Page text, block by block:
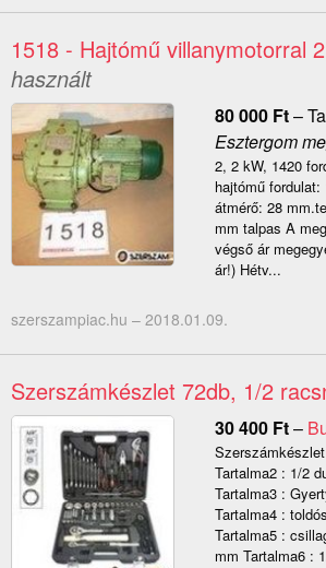
1518 - Hajtómű villanymotorral
használt
80 000 Ft–
Esztergom
2, 2 kW, 1420
hajtómű fordulat:
átmérő: 28
mm talpas A
végső ár
ár!) Hétv...
szerszampiac.hu – 2018.01.09.
Szerszámkészlet 72db, 1/2
30 400 Ft–
Tartalma2 : 1/2
Tartalma3 :
Tartalma4 :
Tartalma5 :
mm Tartalma6 :